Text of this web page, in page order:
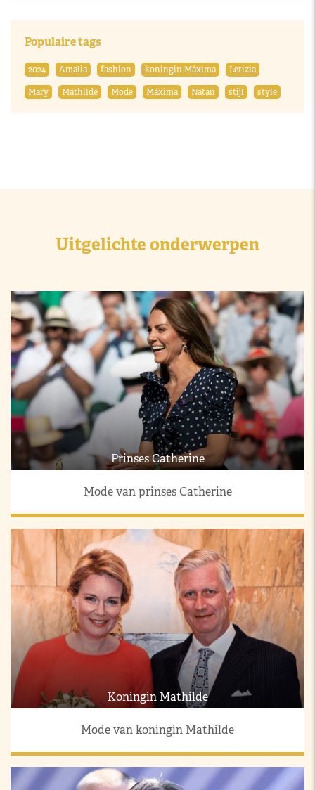
Populaire tags
2024 Amalia fashion koningin Máxima
Letizia
Mary
Mathilde Mode Máxima Natan stijl style
Uitgelichte onderwerpen
Prinses Catherine
Mode van prinses Catherine
Koningin Mathilde
Mode van koningin Mathilde